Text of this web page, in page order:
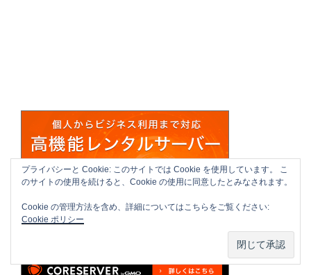
プライバシーと Cookie: このサイトでは Cookie を使用しています。 こ
のサイトの使用を続けると、Cookie の使用に同意したとみなされます。
Cookie の管理方法を含め、詳細についてはこちらをご覧ください:
Cookie ポリシー